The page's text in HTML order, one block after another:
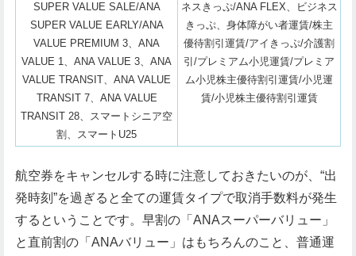
SUPER VALUE SALE/ANA
SUPER VALUE EARLY/ANA
VALUE PREMIUM 3、ANA
VALUE 1、ANA VALUE 3、ANA
VALUE TRANSIT、ANA VALUE
TRANSIT 7、ANA VALUE
TRANSIT 28、スマートシニア空
割、スマートU25
ネスきっぷ/ANA FLEX、ビジネス
きっぷ、身体障がい者運賃/株主
優待割引運賃/アイきっぷ/介護割
引/プレミアム小児運賃/プレミア
ム小児株主優待割引運賃/小児運
賃/小児株主優待割引運賃
航空券をキャンセルする時に注意しておきたいのが、“出
発時刻”を過ぎると全ての運賃タイプで取消手数料が発生
するということです。早割の「ANAスーパーバリュー」
と直前割の「ANAバリュー」はもちろんのこと、普通運